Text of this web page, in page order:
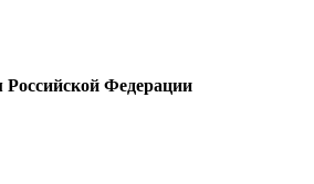
Федерации